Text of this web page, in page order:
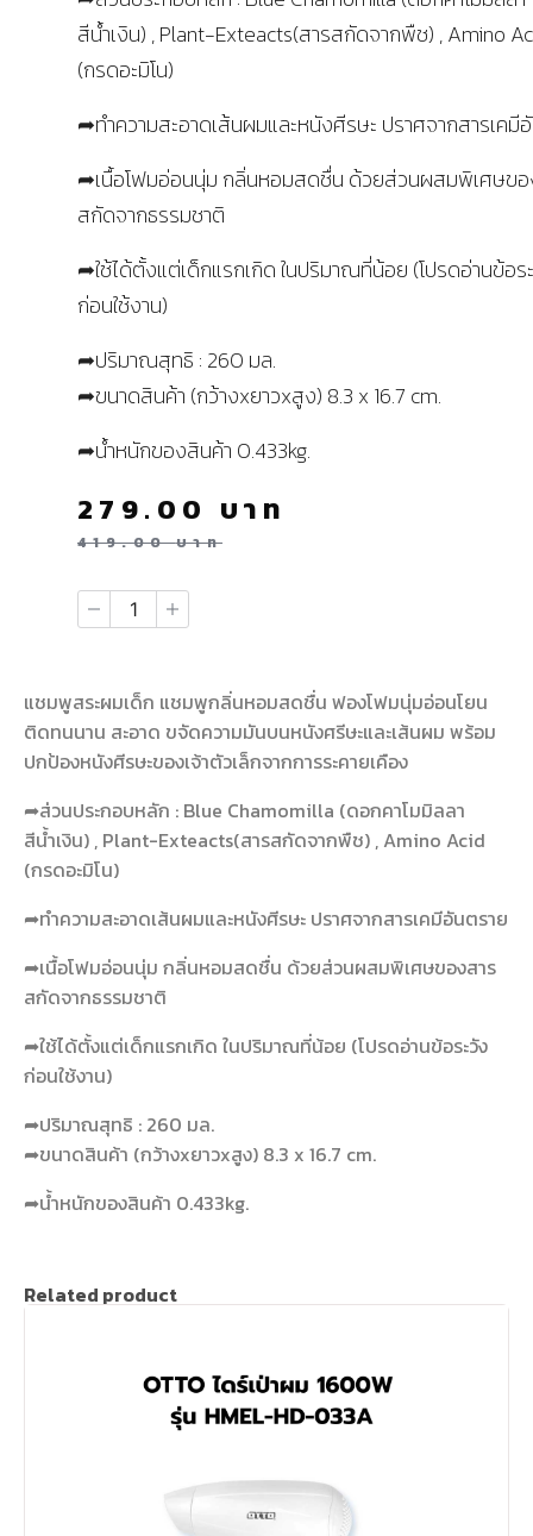
สีน้ำเงิน) , Plant-Exteacts(สารสกัดจากพืช) , Amino
(กรดอะมิโน)
➦ทำความสะอาดเส้นผมและหนังศีรษะ ปราศจากสารเคมี
➦เนื้อโฟมอ่อนนุ่ม กลิ่นหอมสดชื่น ด้วยส่วนผสมพิเศษขอ
สกัดจากธรรมชาติ
➦ใช้ได้ตั้งแต่เด็กแรกเกิด ในปริมาณที่น้อย (โปรดอ่านข้อร
ก่อนใช้งาน)
➦ปริมาณสุทธิ : 260 มล.
➦ขนาดสินค้า (กว้างxยาวxสูง) 8.3 x 16.7 cm.
➦น้ำหนักของสินค้า 0.433kg.
419.00บาท
279.00 บาท
แชมพูสระผมเด็ก แชมพูกลิ่นหอมสดชื่น ฟองโฟมนุ่มอ่อนโยน
ติดทนนาน สะอาด ขจัดความมันบนหนังศรีษะและเส้นผม พร้อม
ปกป้องหนังศีรษะของเจ้าตัวเล็กจากการระคายเคือง
➦ส่วนประกอบหลัก : Blue Chamomilla (ดอกคาโมมิลลา
สีน้ำเงิน) , Plant-Exteacts(สารสกัดจากพืช) , Amino Acid
(กรดอะมิโน)
➦ทำความสะอาดเส้นผมและหนังศีรษะ ปราศจากสารเคมีอันตราย
➦เนื้อโฟมอ่อนนุ่ม กลิ่นหอมสดชื่น ด้วยส่วนผสมพิเศษของสาร
สกัดจากธรรมชาติ
➦ใช้ได้ตั้งแต่เด็กแรกเกิด ในปริมาณที่น้อย (โปรดอ่านข้อระวัง
ก่อนใช้งาน)
➦ปริมาณสุทธิ : 260 มล.
➦ขนาดสินค้า (กว้างxยาวxสูง) 8.3 x 16.7 cm.
➦น้ำหนักของสินค้า 0.433kg.
Related product